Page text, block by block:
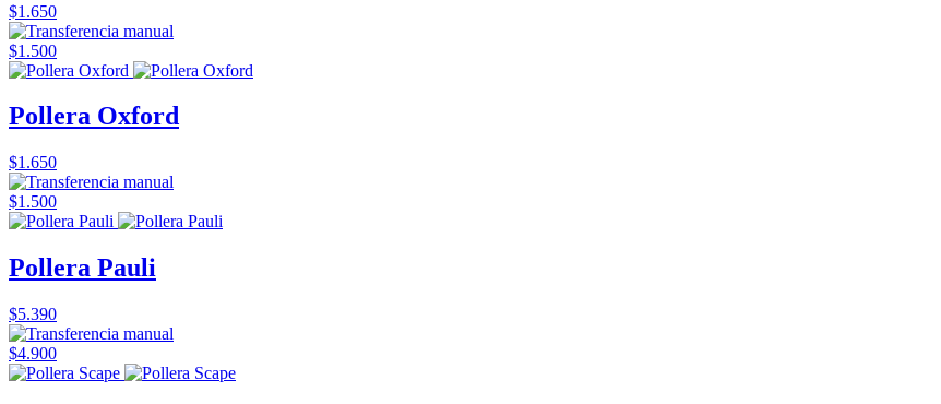
$1.650
$1.500
Pollera Oxford
$1.650
$1.500
Pollera Pauli
$5.390
$4.900